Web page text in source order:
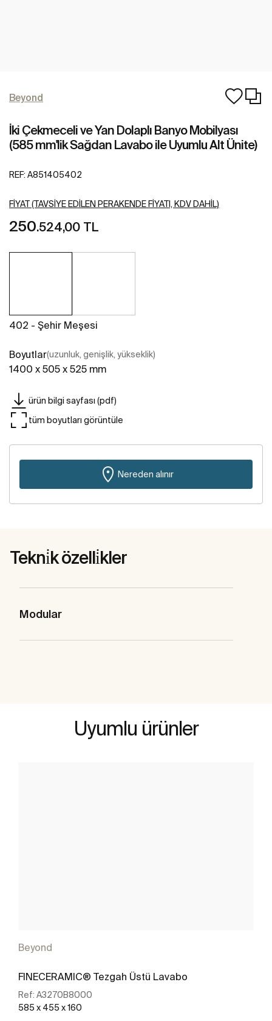
Beyond
İki Çekmeceli ve Yan Dolaplı Banyo Mobilyası
(585 mm'lik Sağdan Lavabo ile Uyumlu Alt Ünite)
REF: A851405402
FIYAT (TAVSIYE EDILEN PERAKENDE FIYATI, KDV DAHIL)
250.524,00 TL
402 - Şehir Meşesi
Boyutlar(uzunluk, genişlik, yükseklik)
1400 x 505 x 525 mm
ürün bilgi sayfası (pdf)
tüm boyutları görüntüle
Nereden alınır
Tekni̇k özelli̇kler
Modular
Uyumlu ürünler
Beyond
FINECERAMIC® Tezgah Üstü Lavabo
Ref: A3270B8000
585 x 455 x 160